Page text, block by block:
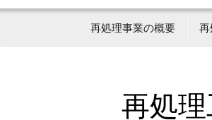
再処理事業の概要 再
再処理